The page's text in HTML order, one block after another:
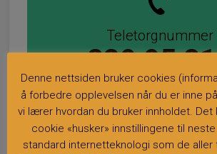
Teletorgnummer
829 95
(Kr 35,90
Denne nettsiden bruker cookies
å forbedre opplevelsen når du er inne
vi lærer hvordan du bruker innholdet. Det
cookie «husker» innstillingene til
standard internetteknologi som de